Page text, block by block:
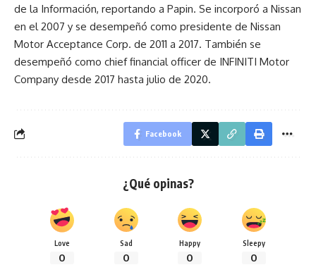
de la Información, reportando a Papin. Se incorporó a Nissan
en el 2007 y se desempeñó como presidente de Nissan
Motor Acceptance Corp. de 2011 a 2017. También se
desempeñó como chief financial officer de INFINITI Motor
Company desde 2017 hasta julio de 2020.
Facebook
¿Qué opinas?
Love
0
Sad
0
Happy
0
Sleepy
0